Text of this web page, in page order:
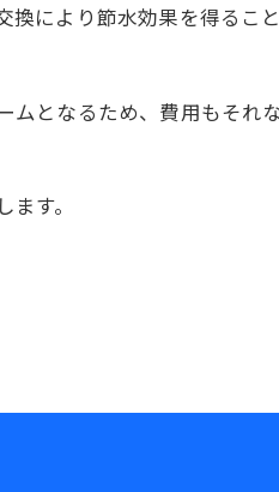
により節水効果を得るこ
ムとなるため、費用もそれ
す。